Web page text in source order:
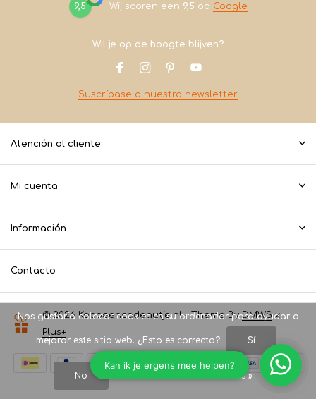
9,5 Wij scoren een 9,5 op Google
Wil je op de hoogte blijven?
Suscríbase a nuestro newsletter
Atención al cliente
Mi cuenta
Información
Contacto
© 2026 Koopeencadeautje.nl - Theme ByDMWSx
Plus+
Nos gustaría colocar cookies en su ordenador para ayudar a
mejorar este sitio web. ¿Esto es correcto? Sí
No Más acerca de las cookies »